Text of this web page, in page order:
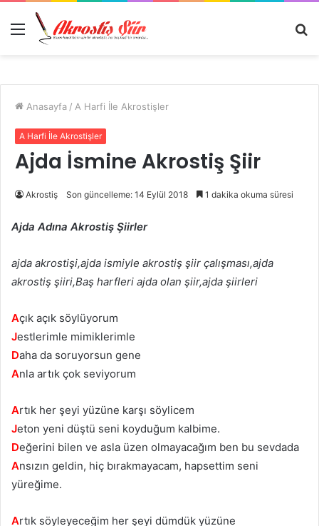
Menü
Anasayfa / A Harfi İle Akrostişler
A Harfi İle Akrostişler
Ajda İsmine Akrostiş Şiir
Akrostiş Son güncelleme: 14 Eylül 2018 1 dakika okuma süresi
Ajda Adına Akrostiş Şiirler
ajda akrostişi,ajda ismiyle akrostiş şiir çalışması,ajda
akrostiş şiiri,Baş harfleri ajda olan şiir,ajda şiirleri
Açık açık söylüyorum
Jestlerimle mimiklerimle
Daha da soruyorsun gene
Anla artık çok seviyorum
Artık her şeyi yüzüne karşı söylicem
Jeton yeni düştü seni koyduğum kalbime.
Değerini bilen ve asla üzen olmayacağım ben bu sevdada
Ansızın geldin, hiç bırakmayacam, hapsettim seni
yüreğime.
Artık söyleyeceğim her şeyi dümdük yüzüne